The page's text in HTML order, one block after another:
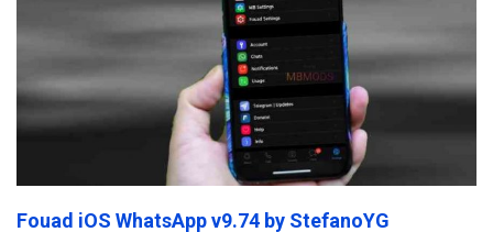
Fouad iOS WhatsApp v9.74 by StefanoYG